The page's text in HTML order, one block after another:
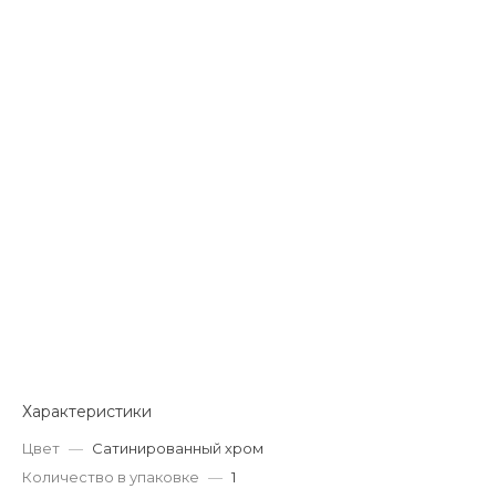
Характеристики
Цвет — Сатинированный хром
Количество в упаковке — 1